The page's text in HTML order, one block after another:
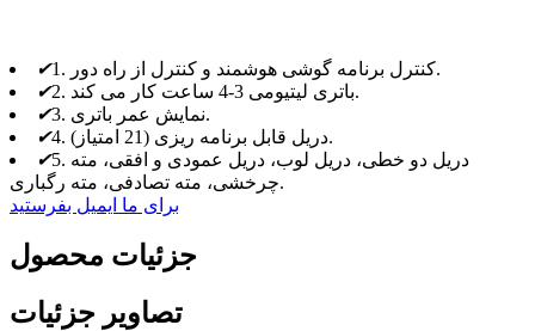
✔
1. کنترل برنامه گوشی هوشمند و کنترل از راه دور.
✔
2. باتری لیتیومی 3-4 ساعت کار می کند.
✔
3. نمایش عمر باتری.
✔
4. دریل قابل برنامه ریزی (21 امتیاز).
✔5. دریل دو خطی، دریل لوب، دریل عمودی و افقی، مته
چرخشی، مته تصادفی، مته رگباری.
برای ما ایمیل بفرستید
جزئیات محصول
تصاویر جزئیات